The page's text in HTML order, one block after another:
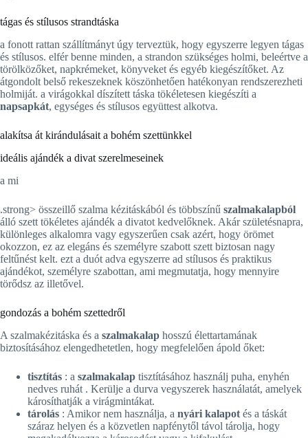
tágas és stílusos strandtáska
a fonott rattan szállítmányt úgy terveztük, hogy egyszerre legyen tágas
és stílusos. elfér benne minden, a strandon szükséges holmi, beleértve a
törölközőket, napkrémeket, könyveket és egyéb kiegészítőket. Az
átgondolt belső rekeszeknek köszönhetően hatékonyan rendszerezheti
holmiját. a virágokkal díszített táska tökéletesen kiegészíti a
napsapkát, egységes és stílusos együttest alkotva.
alakítsa át kirándulásait a bohém szettünkkel
ideális ajándék a divat szerelmeseinek
a mi
.strong> összeillő szalma kézitáskából és többszínű szalmakalapból
álló szett tökéletes ajándék a divatot kedvelőknek. Akár születésnapra,
különleges alkalomra vagy egyszerűen csak azért, hogy örömet
okozzon, ez az elegáns és személyre szabott szett biztosan nagy
feltűnést kelt. ezt a duót adva egyszerre ad stílusos és praktikus
ajándékot, személyre szabottan, ami megmutatja, hogy mennyire
törődsz az illetővel.
gondozás a bohém szettedről
A szalmakézitáska és a szalmakalap hosszú élettartamának
biztosításához elengedhetetlen, hogy megfelelően ápold őket:
tisztítás : a szalmakalap tisztításához használj puha, enyhén
nedves ruhát . Kerülje a durva vegyszerek használatát, amelyek
károsíthatják a virágmintákat.
tárolás : Amikor nem használja, a nyári kalapot és a táskát
száraz helyen és a közvetlen napfénytől távol tárolja, hogy